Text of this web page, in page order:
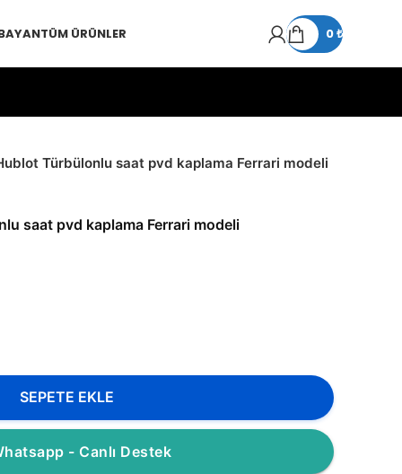
TÜM ÜRÜNLER 0₺
Türbülonlu saat pvd kaplama Ferrari modeli
saat pvd kaplama Ferrari modeli
SEPETE EKLE
- Canlı Destek